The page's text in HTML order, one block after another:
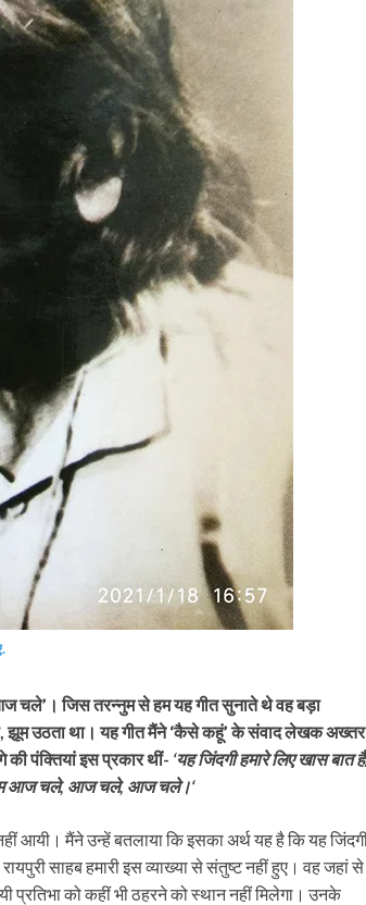
चले’। जिस तरन्नुम से हम यह गीत सुनाते थे वह बड़ा
झूम उठता था। यह गीत मैंने ‘कैसे कहूं’ के संवाद लेखक अख्तर
की पंक्तियां इस प्रकार थीं- ‘यह जिंदगी हमारे लिए खास बात
हम आज चले, आज चले, आज चले।‘
आयी। मैंने उन्हें बतलाया कि इसका अर्थ यह है कि यह
साहब हमारी इस व्याख्या से संतुष्ट नहीं हुए। वह जहां से
प्रतिभा को कहीं भी ठहरने को स्थान नहीं मिलेगा। उनके